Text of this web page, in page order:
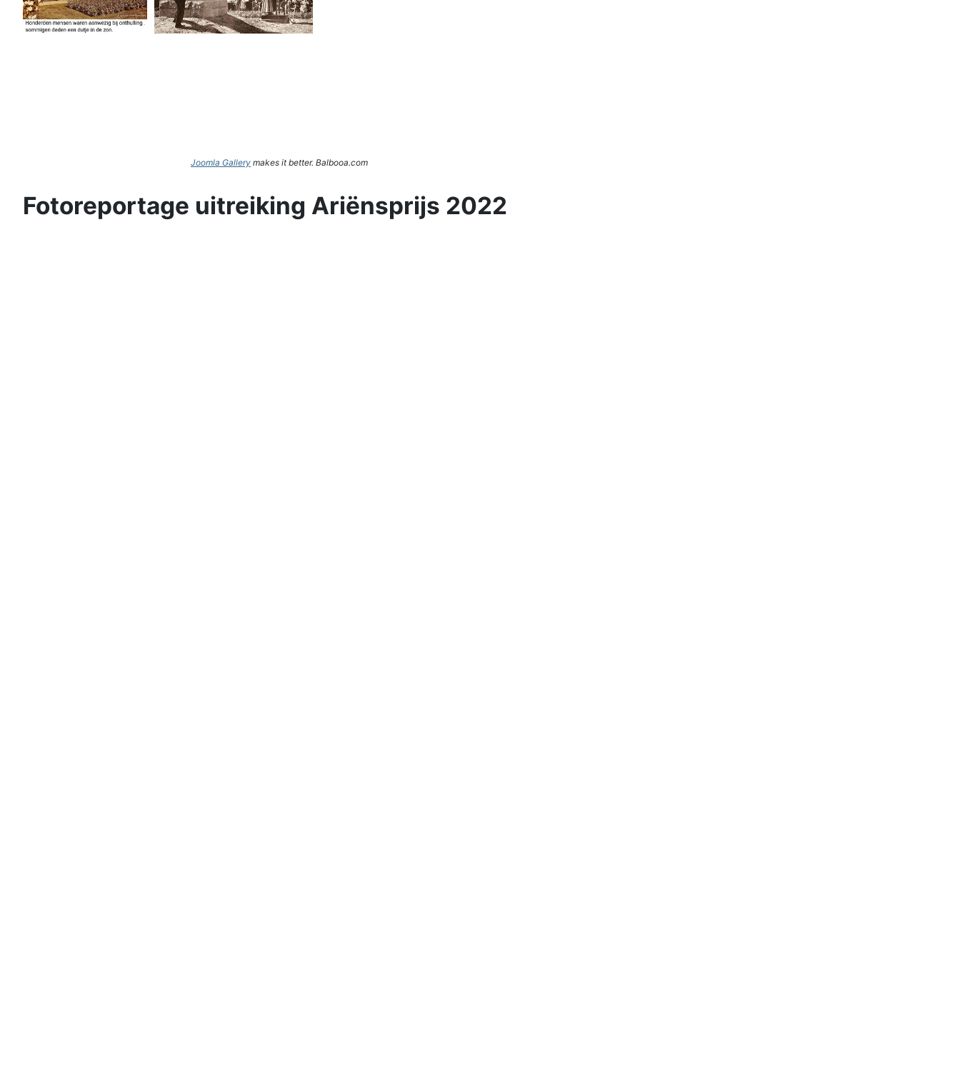
Joomla Gallery makes it better. Balbooa.com
Fotoreportage uitreiking Ariënsprijs 2022